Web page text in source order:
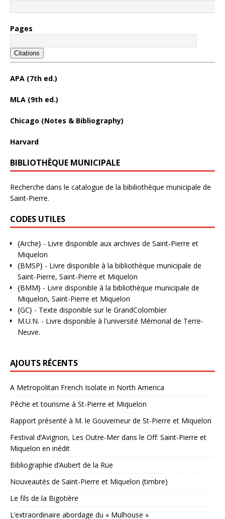
Pages
Citations
APA (7th ed.)
MLA (9th ed.)
Chicago (Notes & Bibliography)
Harvard
BIBLIOTHÈQUE MUNICIPALE
Recherche dans le catalogue de la bibiliothèque municipale de
Saint-Pierre.
CODES UTILES
{Arche} - Livre disponible aux archives de Saint-Pierre et
Miquelon
{BMSP} - Livre disponible à la bibliothèque municipale de
Saint-Pierre, Saint-Pierre et Miquelon
{BMM} - Livre disponible à la bibliothèque municipale de
Miquelon, Saint-Pierre et Miquelon
{GC} - Texte disponible sur le GrandColombier
M.U.N. - Livre disponible à l'université Mémorial de Terre-
Neuve.
AJOUTS RÉCENTS
A Metropolitan French Isolate in North America
Pêche et tourisme à St-Pierre et Miquelon
Rapport présenté à M. le Gouverneur de St-Pierre et Miquelon
Festival d’Avignon, Les Outre-Mer dans le Off: Saint-Pierre et
Miquelon en inédit
Bibliographie d’Aubert de la Rüe
Nouveautés de Saint-Pierre et Miquelon (timbre)
Le fils de la Bigotière
L’extraordinaire abordage du « Mulhouse »